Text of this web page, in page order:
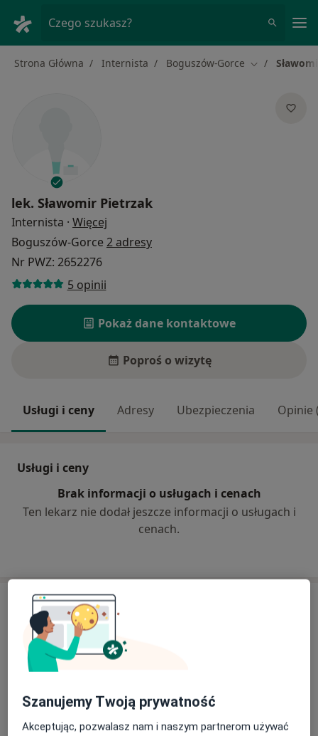
Czego szukasz?
Strona Główna Internista Boguszów-Gorce Zmień miasto
lek. Sławomir Pietrzak
Internista · Więcej
Boguszów-Gorce 2 adresy
Nr PWZ: 2652276
5 opinii
Pokaż dane kontaktowe
Poproś o wizytę
Usługi i ceny Adresy Ubezpieczenia Opinie
Usługi i ceny
Brak informacji o usługach i cenach
Ten lekarz nie dodał jeszcze informacji o usługach i
cenach.
Adresy (2)
Adres 1 Adres 2
Gabinet lekarski
Ul. Kamieniogórska 24,58-370Boguszów-Gorce
Szanujemy Twoją prywatność
Akceptując, pozwalasz nam i naszym partnerom używać